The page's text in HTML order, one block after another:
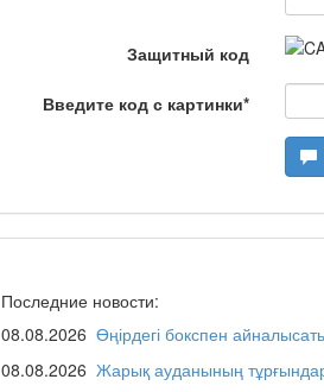
Я открываю мир /
Дәрігер не айтады?
Maslihat LIVE
Отчётная встреча
қаласы әкімінің
Защитный код
Введите код с картинки*
Последние новости:
08.08.2026 Өңірдегі бокспен
08.08.2026 Жарық ауданының